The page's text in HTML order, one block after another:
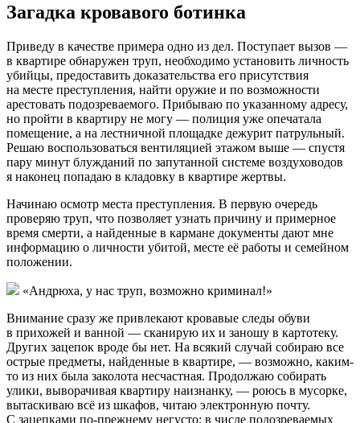
Загадка кровавого ботинка
Приведу в качестве примера одно из дел. Поступает вызов —
в квартире обнаружен труп, необходимо установить личность
убийцы, предоставить доказательства его присутствия
на месте преступления, найти оружие и по возможности
арестовать подозреваемого. Прибываю по указанному адресу,
но пройти в квартиру не могу — полиция уже опечатала
помещение, а на лестничной площадке дежурит патрульный.
Решаю воспользоваться вентиляцией этажом выше — спустя
пару минут блужданий по запутанной системе воздуховодов
я наконец попадаю в кладовку в квартире жертвы.
Начинаю осмотр места преступления. В первую очередь
проверяю труп, что позволяет узнать причину и примерное
время смерти, а найденные в кармане документы дают мне
информацию о личности убитой, месте её работы и семейном
положении.
«Андрюха, у нас труп, возможно криминал!»
Внимание сразу же привлекают кровавые следы обуви
в прихожей и ванной — сканирую их и заношу в картотеку.
Других зацепок вроде бы нет. На всякий случай собираю все
острые предметы, найденные в квартире, — возможно, каким-
то из них была заколота несчастная. Продолжаю собирать
улики, выворачивая квартиру наизнанку, — роюсь в мусорке,
вытаскиваю всё из шкафов, читаю электронную почту.
С зацепками по-прежнему негусто: в числе подозреваемых